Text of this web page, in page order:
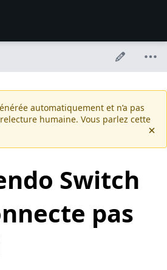
automatiquement et n’a pas
humaine. Vous parlez cette
Switch
pas